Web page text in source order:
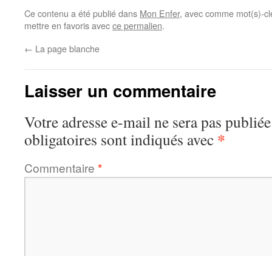
Ce contenu a été publié dans Mon Enfer, avec comme mot(s)-
mettre en favoris avecce permalien.
← La page blanche
Laisser un commentaire
Votre adresse e-mail ne sera pas
obligatoires sont indiqués avec *
Commentaire *